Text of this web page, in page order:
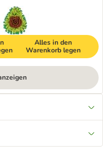
Alles in den
Warenkorb legen